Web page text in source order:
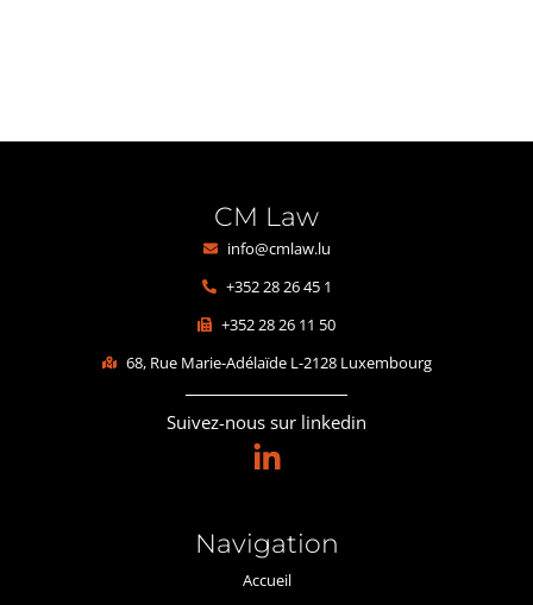
CM Law
info@cmlaw.lu
+352 28 26 45 1
+352 28 26 11 50
68, Rue Marie-Adélaïde L-2128 Luxembourg
Suivez-nous sur linkedin
Navigation
Accueil